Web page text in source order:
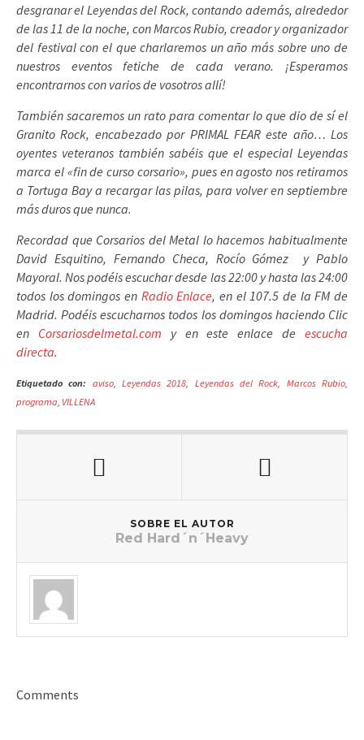
desgranar el Leyendas del Rock, contando además, alrededor
de las 11 de la noche, con Marcos Rubio, creador y organizador
del festival con el que charlaremos un año más sobre uno de
nuestros eventos fetiche de cada verano. ¡Esperamos
encontrarnos con varios de vosotros allí!
También sacaremos un rato para comentar lo que dio de sí el
Granito Rock, encabezado por PRIMAL FEAR este año… Los
oyentes veteranos también sabéis que el especial Leyendas
marca el «fin de curso corsario», pues en agosto nos retiramos
a Tortuga Bay a recargar las pilas, para volver en septiembre
más duros que nunca.
Recordad que Corsarios del Metal lo hacemos habitualmente
David Esquitino, Fernando Checa, Rocío Gómez y Pablo
Mayoral. Nos podéis escuchar desde las 22:00 y hasta las 24:00
todos los domingos en Radio Enlace, en el 107.5 de la FM de
Madrid. Podéis escucharnos todos los domingos haciendo Clic
en Corsariosdelmetal.com y en este enlace deescucha
directa.
Etiquetado con: aviso,Leyendas 2018, Leyendas del Rock, Marcos Rubio,
programa, VILLENA
SOBRE EL AUTOR
Red Hard´n´Heavy
Comments